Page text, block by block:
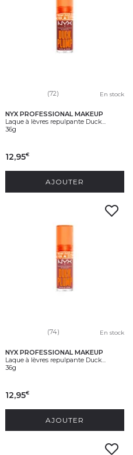
(72) En stock
NYX PROFESSIONAL MAKEUP
Laque à lèvres repulpante Duck...
36g
12,95€
AJOUTER
(74) En stock
NYX PROFESSIONAL MAKEUP
Laque à lèvres repulpante Duck...
36g
12,95€
AJOUTER